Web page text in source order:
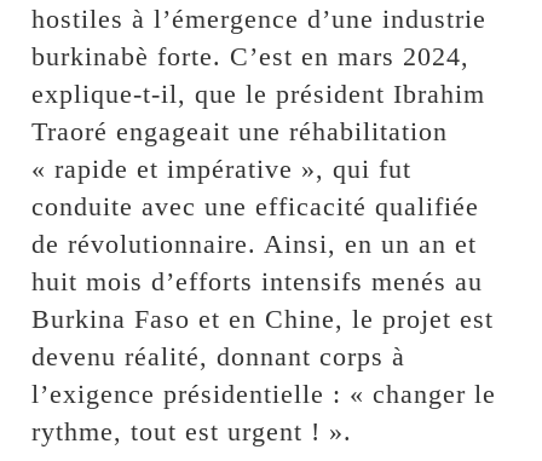
hostiles à l’émergence d’une industrie
burkinabè forte. C’est en mars 2024,
explique-t-il, que le président Ibrahim
Traoré engageait une réhabilitation
« rapide et impérative », qui fut
conduite avec une efficacité qualifiée
de révolutionnaire. Ainsi, en un an et
huit mois d’efforts intensifs menés au
Burkina Faso et en Chine, le projet est
devenu réalité, donnant corps à
l’exigence présidentielle : « changer le
rythme, tout est urgent ! ».